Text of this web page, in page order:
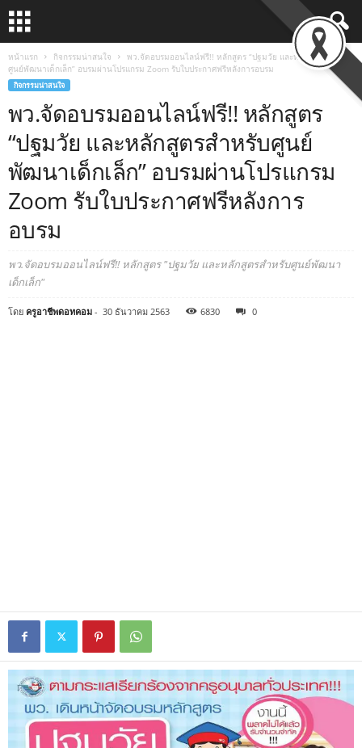
หน้าแรก กิจกรรมน่าสนใจ
พว.จัดอบรมออนไลน์ฟรี!! หลักสูตร “ปฐมวัย และหลักสูตรสำหรับ
ศูนย์พัฒนาเด็กเล็ก” อบรมผ่านโปรแกรม Zoom รับใบประกาศฟรีหลังการอบรม
กิจกรรมน่าสนใจ
พว.จัดอบรมออนไลน์ฟรี!! หลักสูตร
“ปฐมวัย และหลักสูตรสำหรับศูนย์
พัฒนาเด็กเล็ก” อบรมผ่านโปรแกรม
Zoom รับใบประกาศฟรีหลังการ
อบรม
พว.จัดอบรมออนไลน์ฟรี!! หลักสูตร "ปฐมวัย และหลักสูตรสำหรับศูนย์พัฒนา
เด็กเล็ก"
โดย ครูอาชีพดอทคอม - 30 ธันวาคม 2563 6830 0